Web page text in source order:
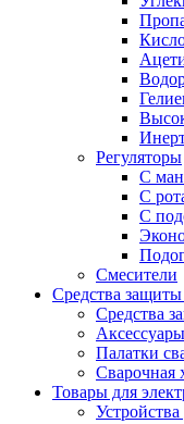
Регуляторы
С
С
С
Смесители
Средства
Средства
Аксессуары
Палатки
Сварочная
Товары для